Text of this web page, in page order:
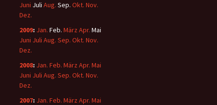
Juni Juli Aug. Sep. Okt. Nov.
Dez.
2009: Jan. Feb. März Apr. Mai
Juni Juli Aug. Sep. Okt. Nov.
Dez.
2008: Jan. Feb. März Apr. Mai
Juni Juli Aug. Sep. Okt. Nov.
Dez.
2007: Jan. Feb. März Apr. Mai